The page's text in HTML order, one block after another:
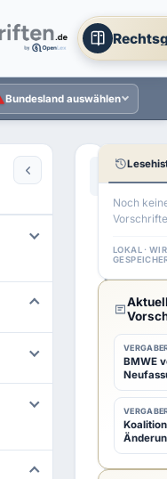
TariftreueG HE
Bundesland auswählen
Aa
20
UVgO
(1)
V
o
r
d
Noch
LOKAL ·
BMWE